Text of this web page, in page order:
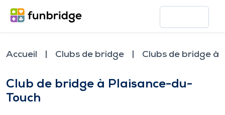
Accueil Clubs de bridge Clubs de bridge à
Club de bridge à Plaisance-du-
Touch